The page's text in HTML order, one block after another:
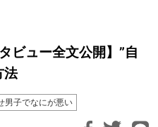
ビュー全文公開】”自
法
男子でなにが悪い